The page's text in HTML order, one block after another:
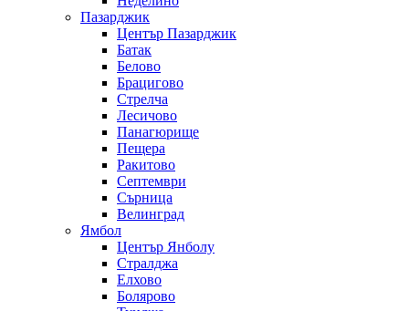
Пазарджик
Център Пазарджик
Батак
Белово
Брацигово
Стрелча
Лесичово
Панагюрище
Пещера
Ракитово
Септември
Сърница
Велинград
Ямбол
Център Янболу
Стралджа
Елхово
Болярово